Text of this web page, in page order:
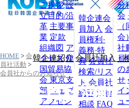
ご挨拶 設
立目的/沿
革 主要事
業 定款
組織図 ア
クセス 韓
国貿易協
会 東京支
部 ウェブ
アクセシ
韓企連会
員加入 会
員権利·
義務·特
典 会員社
検索/リス
ト 会員社
総覧 法律
相談 FAQ
分
会
会）
社
員
の
せ
イ
ュ
韓企連紹介 会員社加入・
HOME > 会
員社活動 >
会員社からのお知らせ
会員社活動